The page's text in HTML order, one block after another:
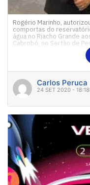
Rogério Marinho,
comportas do
água no Riacho Grande
Cabrobó, no Sertão de
Carlos Peruca
24 SET 2020 -